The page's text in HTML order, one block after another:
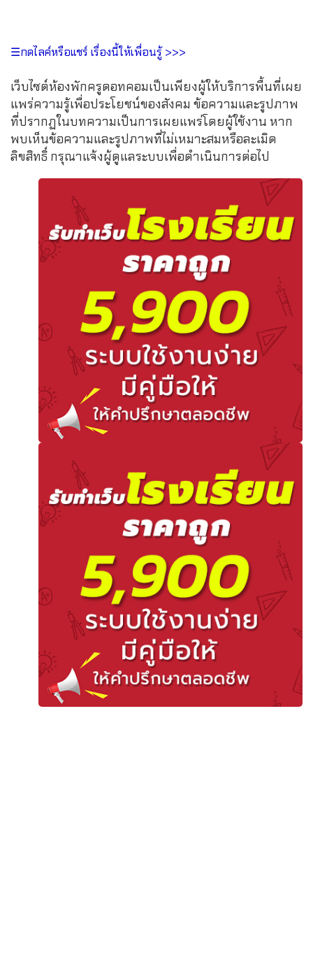
☰กดไลค์หรือแชร์ เรื่องนี้ให้เพื่อนรู้ >>>
เว็บไซต์ห้องพักครูดอทคอมเป็นเพียงผู้ให้บริการพื้นที่เผย
แพร่ความรู้เพื่อประโยชน์ของสังคม ข้อความและรูปภาพ
ที่ปรากฏในบทความเป็นการเผยแพร่โดยผู้ใช้งาน หาก
พบเห็นข้อความและรูปภาพที่ไม่เหมาะสมหรือละเมิด
ลิขสิทธิ์ กรุณาแจ้งผู้ดูแลระบบเพื่อดำเนินการต่อไป